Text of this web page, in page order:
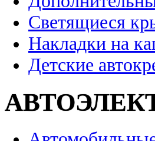
Светящиеся
Накладки на
Детские